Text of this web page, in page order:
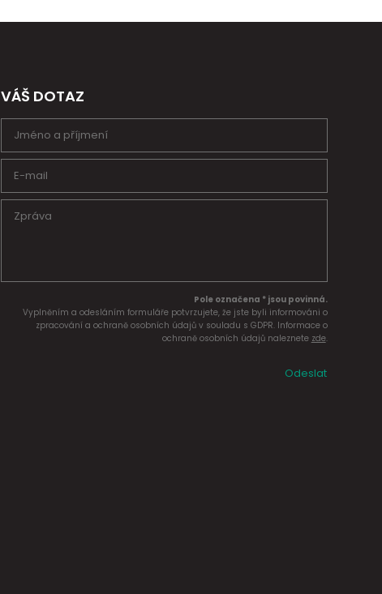
VÁŠ DOTAZ
Pole označena * jsou povinná.
Vyplněním a odesláním formuláře potvrzujete, že jste byli informováni o
zpracování a ochraně osobních údajů v souladu s GDPR. Informace o
ochraně osobních údajů naleznete zde.
Odeslat